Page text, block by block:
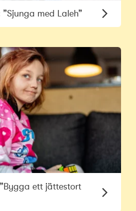
med Laleh”
ett jättestort